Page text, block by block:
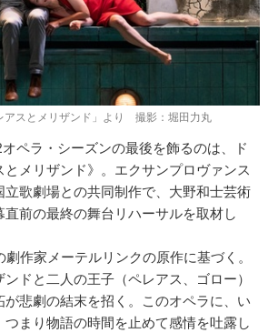
アスとメリザンド」より 撮影：堀田力丸
ペラ・シーズンの最後を飾るのは、ド
とメリザンド》。エクサンプロヴァンス
歌劇場との共同制作で、大野和士芸術
前の最終の舞台リハーサルを取材し
作家メーテルリンクの原作に基づく。
ドと二人の王子（ペレアス、ゴロー）
悲劇の結末を招く。このオペラに、い
まり物語の時間を止めて感情を吐露し